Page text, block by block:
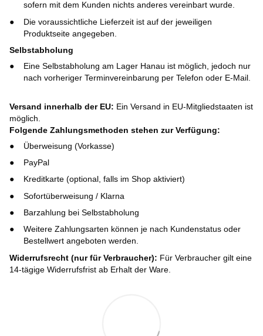
sofern mit dem Kunden nichts anderes vereinbart wurde.
Die voraussichtliche Lieferzeit ist auf der jeweiligen
Produktseite angegeben.
Selbstabholung
Eine Selbstabholung am Lager Hanau ist möglich, jedoch nur
nach vorheriger Terminvereinbarung per Telefon oder E-Mail.
Versand innerhalb der EU: Ein Versand in EU-Mitgliedstaaten ist
möglich.
Folgende Zahlungsmethoden stehen zur Verfügung:
Überweisung (Vorkasse)
PayPal
Kreditkarte (optional, falls im Shop aktiviert)
Sofortüberweisung / Klarna
Barzahlung bei Selbstabholung
Weitere Zahlungsarten können je nach Kundenstatus oder
Bestellwert angeboten werden.
Widerrufsrecht (nur für Verbraucher): Für Verbraucher gilt eine
14-tägige Widerrufsfrist ab Erhalt der Ware.